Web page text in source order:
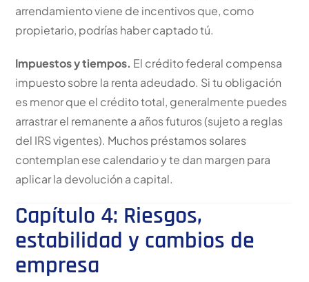
arrendamiento viene de incentivos que, como
propietario, podrías haber captado tú.
Impuestos y tiempos. El crédito federal compensa
impuesto sobre la renta adeudado. Si tu obligación
es menor que el crédito total, generalmente puedes
arrastrar el remanente a años futuros (sujeto a reglas
del IRS vigentes). Muchos préstamos solares
contemplan ese calendario y te dan margen para
aplicar la devolución a capital.
Capítulo 4: Riesgos,
estabilidad y cambios de
empresa